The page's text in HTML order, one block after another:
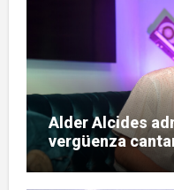
Alder Alcides
vergüenza
a Soda Stereo